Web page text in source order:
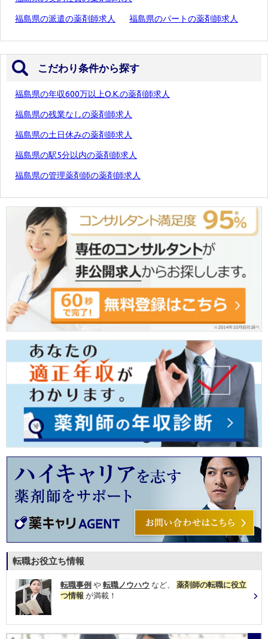
福島県の派遣の薬剤師求人 福島県のパートの薬剤師求人
こだわり条件から探す
福島県の年収600万以上O.K.の薬剤師求人
福島県の残業なしの薬剤師求人
福島県の土日休みの薬剤師求人
福島県の駅5分以内の薬剤師求人
福島県の管理薬剤師の薬剤師求人
転職お役立ち情報
転職事例 や 転職ノウハウ など、 薬剤師の転職に役立
つ情報 が満載！